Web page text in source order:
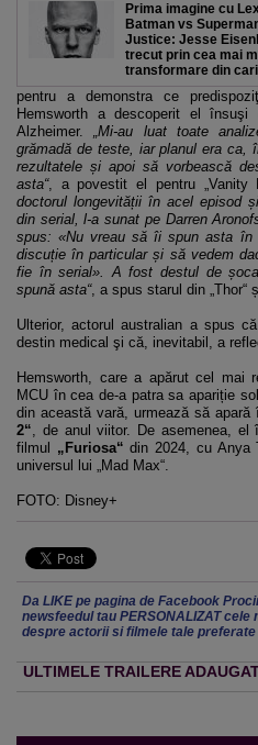
Prima imagine cu
Batman vs
Justice: Jesse
trecut prin cea mai
transformare din
pentru a demonstra ce
Hemsworth a descoperit el
Alzheimer.„Mi-au luat toate
grămadă de teste, iar planul era ca,
rezultatele și apoi să vorbească
asta“, a povestit el pentru „Vanity
doctorul longevității în acel episod
din serial, l-a sunat pe Darren
spus: «Nu vreau să îi spun asta în
discuție în particular și să vedem
fie în serial». A fost destul de
spună asta“, a spus starul din „Thor“
Ulterior, actorul australian a spus
destin medical şi că, inevitabil, a
Hemsworth, care a apărut cel mai
MCU în cea de-a patra sa apariție
din această vară, urmează să apară
2“, de anul viitor. De asemenea,
filmul „Furiosa“ din 2024, cu Anya
universul lui „Mad Max“.
FOTO: Disney+
Da LIKE pe pagina de Facebook
newsfeedul tau PERSONALIZAT
despre actorii si filmele tale
ULTIMELE TRAILERE